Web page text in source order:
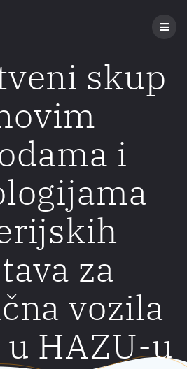
skup
i
za
vozila
HAZU-u